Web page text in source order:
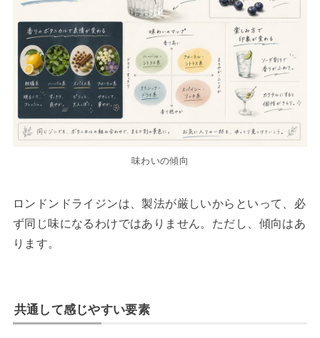
味わいの傾向
ロンドンドライジンは、製法が厳しいからといって、必
ず同じ味になるわけではありません。ただし、傾向はあ
ります。
共通して感じやすい要素